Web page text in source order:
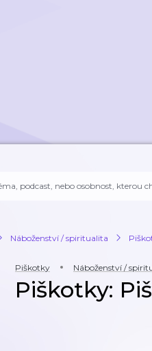
Náboženství / spiritualita
Piškotky Náboženství /
Piškotky: